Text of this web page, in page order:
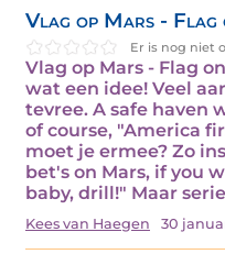
Vlag op Mars - Flag
Er is nog niet
Vlag op Mars - Flag
wat een idee! Veel
tevree. A safe haven
of course, "America
moet je ermee? Zo
bet's on Mars, if you
baby, drill!" Maar
Kees van Haegen 30